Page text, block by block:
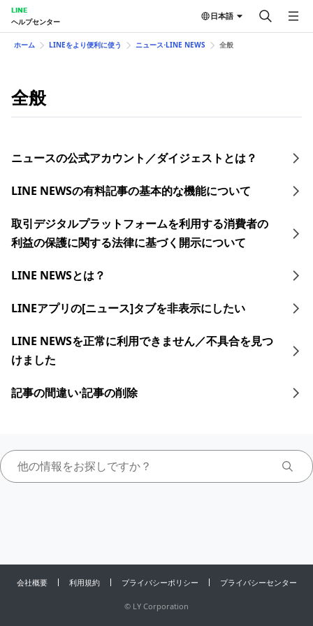
LINE
ヘルプセンター
日本語
ホーム LINEをより便利に使う ニュース⋅LINE NEWS 全般
全般
ニュースの公式アカウント／ダイジェストとは？
LINE NEWSの有料記事の基本的な機能について
取引デジタルプラットフォームを利用する消費者の
利益の保護に関する法律に基づく開示について
LINE NEWSとは？
LINEアプリの[ニュース]タブを非表示にしたい
LINE NEWSを正常に利用できません／不具合を見つ
けました
記事の間違い⋅記事の削除
会社概要 利用規約 プライバシーポリシー プライバシーセンター
© LY Corporation